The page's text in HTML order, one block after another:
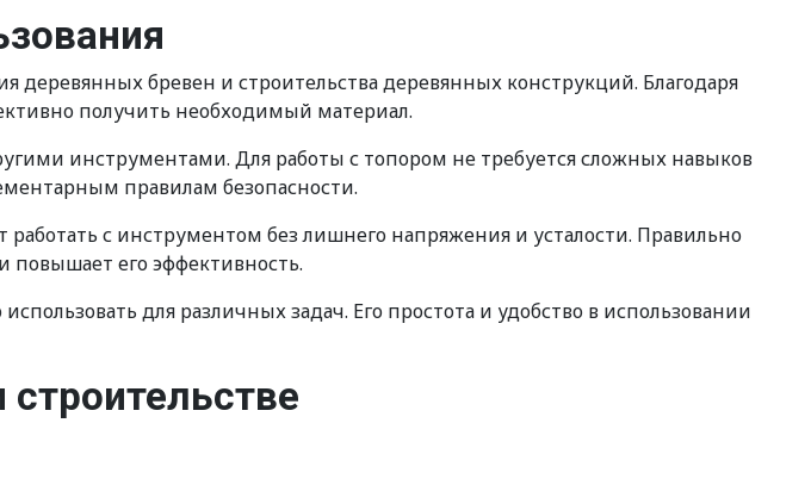
деревянных бревен и строительства деревянных конструкций. Благодаря
получить необходимый материал.
инструментами. Для работы с топором не требуется сложных навыков
правилам безопасности.
работать с инструментом без лишнего напряжения и усталости. Правильно
повышает его эффективность.
для различных задач. Его простота и удобство в использовании